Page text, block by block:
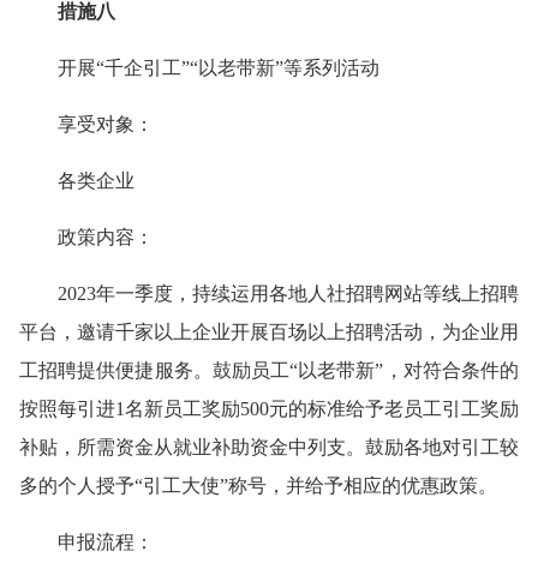
措施八
开展“千企引工”“以老带新”等系列活动
享受对象：
各类企业
政策内容：
2023年一季度，持续运用各地人社招聘网站等线上招聘
平台，邀请千家以上企业开展百场以上招聘活动，为企业用
工招聘提供便捷服务。鼓励员工“以老带新”，对符合条件的
按照每引进1名新员工奖励500元的标准给予老员工引工奖励
补贴，所需资金从就业补助资金中列支。鼓励各地对引工较
多的个人授予“引工大使”称号，并给予相应的优惠政策。
申报流程：